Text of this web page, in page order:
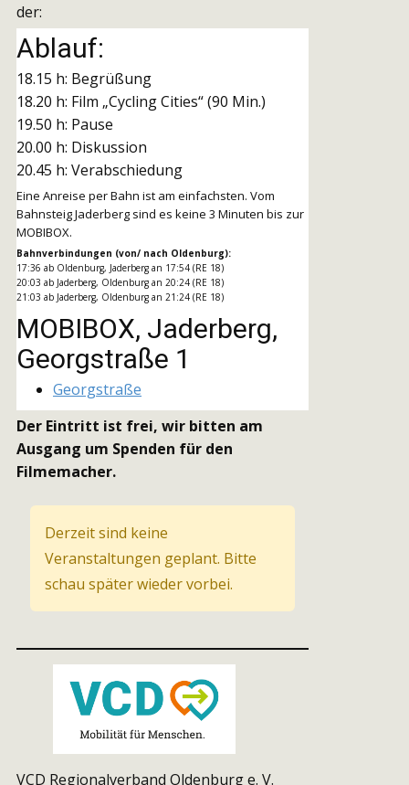
der:
Ablauf:
18.15 h: Begrüßung
18.20 h: Film „Cycling Cities“ (90 Min.)
19.50 h: Pause
20.00 h: Diskussion
20.45 h: Verabschiedung
Eine Anreise per Bahn ist am einfachsten. Vom
Bahnsteig Jaderberg sind es keine 3 Minuten bis zur
MOBIBOX.
Bahnverbindungen (von/ nach Oldenburg):
17:36 ab Oldenburg, Jaderberg an 17:54 (RE 18)
20:03 ab Jaderberg, Oldenburg an 20:24 (RE 18)
21:03 ab Jaderberg, Oldenburg an 21:24 (RE 18)
MOBIBOX, Jaderberg,
Georgstraße 1
Georgstraße
Der Eintritt ist frei, wir bitten am
Ausgang um Spenden für den
Filmemacher.
Derzeit sind keine
Veranstaltungen geplant. Bitte
schau später wieder vorbei.
VCD Regionalverband Oldenburg e. V.